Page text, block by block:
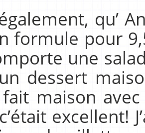
qu’
formule pour
une
dessert
maison avec
excellent!